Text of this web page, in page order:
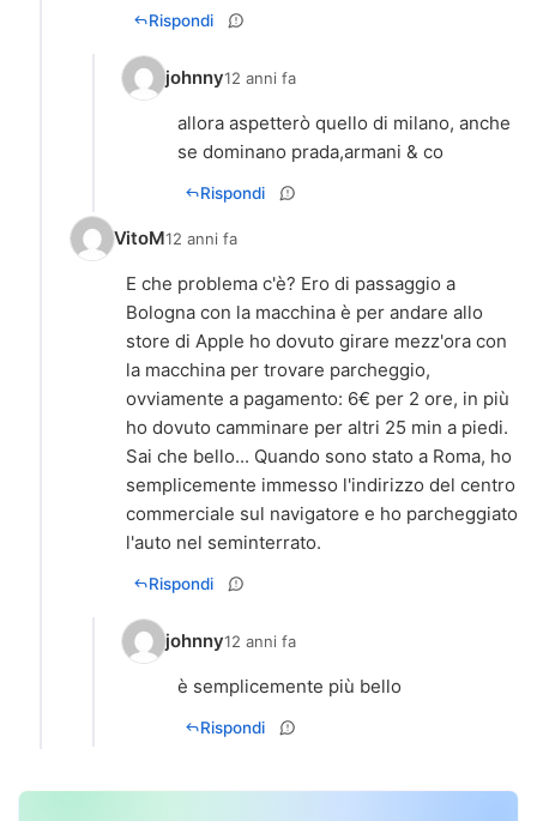
Rispondi
johnny12 anni fa
allora aspetterò quello di milano, anche
se dominano prada,armani & co
Rispondi
VitoM12 anni fa
E che problema c'è? Ero di passaggio a
Bologna con la macchina è per andare allo
store di Apple ho dovuto girare mezz'ora con
la macchina per trovare parcheggio,
ovviamente a pagamento: 6€ per 2 ore, in più
ho dovuto camminare per altri 25 min a piedi.
Sai che bello... Quando sono stato a Roma, ho
semplicemente immesso l'indirizzo del centro
commerciale sul navigatore e ho parcheggiato
l'auto nel seminterrato.
Rispondi
johnny12 anni fa
è semplicemente più bello
Rispondi